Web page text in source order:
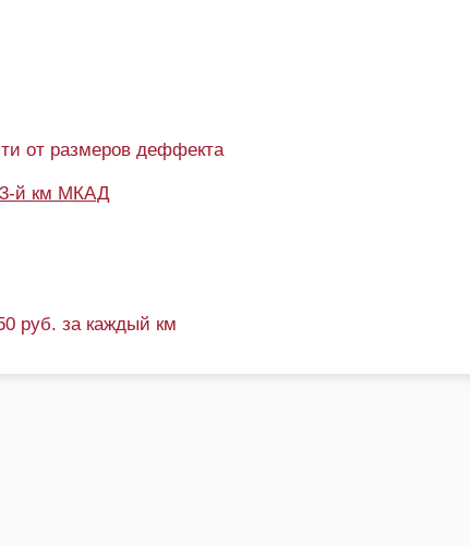
от размеров деффекта
й км МКАД
руб. за каждый км